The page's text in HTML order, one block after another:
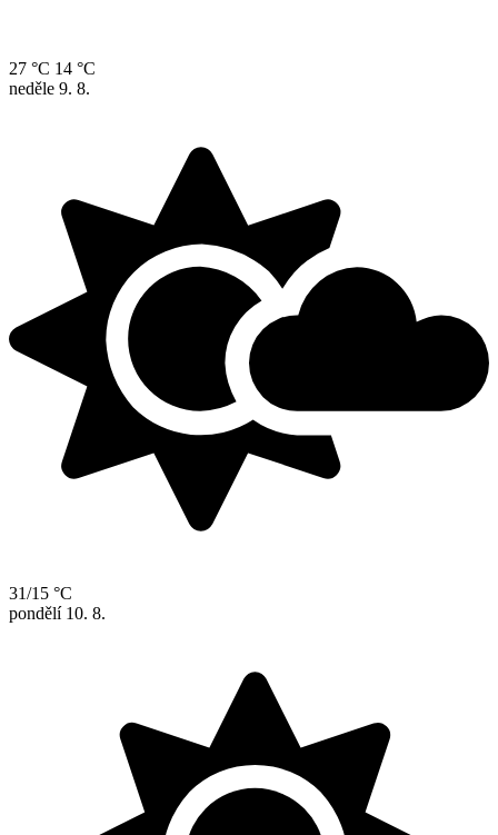
27 °C 14 °C
neděle 9. 8.
31/15 °C
pondělí 10. 8.